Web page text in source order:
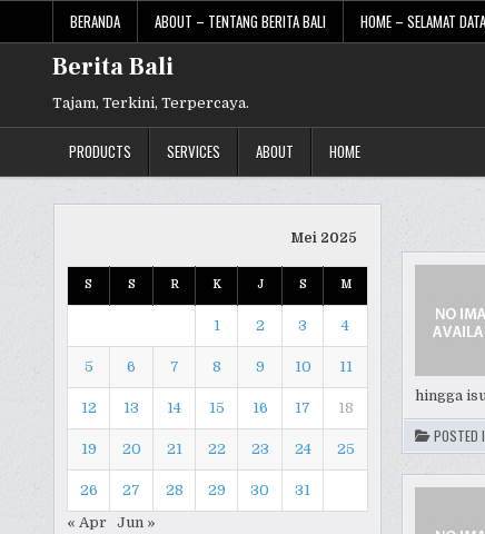
content
BERANDA ABOUT – TENTANG BERITA BALI HOME – SELAMAT
Berita Bali
Tajam, Terkini, Terpercaya.
PRODUCTS SERVICES ABOUT HOME
Mei 2025
S S R K J S M
1 2 3 4
5 6 7 8 9 10 11
12 13 14 15 16 17 18
19 20 21 22 23 24 25
26 27 28 29 30
31
« Apr
Jun »
hingga
POSTED